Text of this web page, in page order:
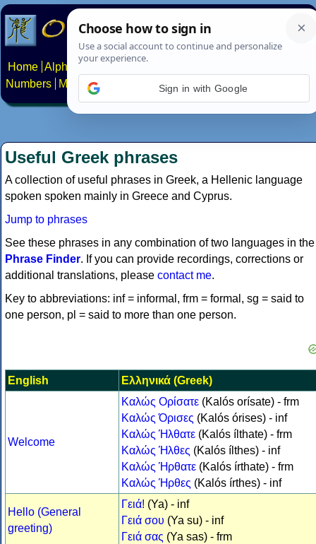
Home Alphabets Constructed scripts
Numbers
Multilingual Pages Search News About
Useful Greek phrases
A collection of useful phrases in Greek, a Hellenic language
spoken spoken mainly in Greece and Cyprus.
Jump to phrases
See these phrases in any combination of two languages in the
Phrase Finder. If you can provide recordings, corrections or
additional translations, please contact me.
Key to abbreviations: inf = informal, frm = formal, sg = said to
one person, pl = said to more than one person.
English Ελληνικά (Greek)
Welcome
Καλώς Ορίσατε (Kalós orísate) - frm
Καλώς Όρισες (Kalós órises) - inf
Καλώς Ήλθατε (Kalós ílthate) - frm
Καλώς Ήλθες (Kalós ílthes) - inf
Καλώς Ήρθατε (Kalós írthate) - frm
Καλώς Ήρθες (Kalós írthes) - inf
Hello (General
greeting)
Γειά! (Ya) - inf
Γειά σου (Ya su) - inf
Γειά σας (Ya sas) - frm
Sign in with Google